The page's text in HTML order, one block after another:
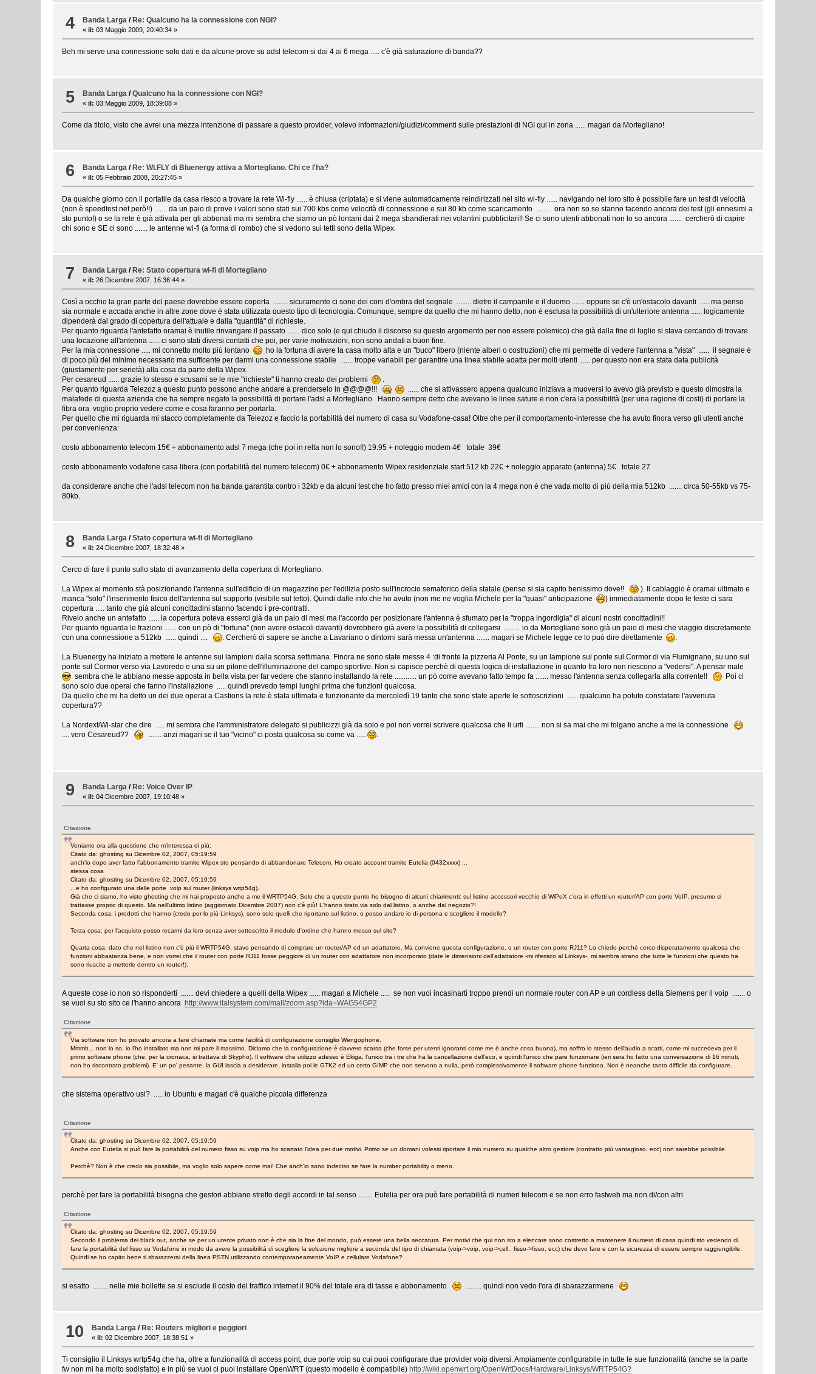
4 Banda Larga /Re: Qualcuno ha la connessione con NGI?
«il: 03 Maggio 2009, 20:40:34 »
Beh mi serve una connessione solo dati e da alcune prove su adsl telecom si dai 4 ai 6 mega ..... c'è già saturazione di banda??
5 Banda Larga /Qualcuno ha la connessione con NGI?
«il: 03 Maggio 2009, 18:39:08 »
Come da titolo, visto che avrei una mezza intenzione di passare a questo provider, volevo informazioni/giudizi/commenti sulle prestazioni di NGI qui in zona ...... magari da Mortegliano!
6 Banda Larga /Re: WI.FLY di Bluenergy attiva a Mortegliano. Chi ce l'ha?
«il: 05 Febbraio 2008, 20:27:45 »
Da qualche giorno con il portatile da casa riesco a trovare la rete Wi-fly ...... è chiusa (criptata) e si viene automaticamente reindirizzati nel sito wi-fly ...... navigando nel loro sito è possibile fare un test di velocità
(non è speedtest.net però!!) ....... da un paio di prove i valori sono stati sui 700 kbs come velocità di connessione e sui 80 kb come scaricamento ........ ora non so se stanno facendo ancora dei test (gli ennesimi a
sto punto!) o se la rete è già attivata per gli abbonati ma mi sembra che siamo un pò lontani dai 2 mega sbandierati nei volantini pubblicitari!! Se ci sono utenti abbonati non lo so ancora ....... cercherò di capire
chi sono e SE ci sono ....... le antenne wi-fi (a forma di rombo) che si vedono sui tetti sono della Wipex.
7 Banda Larga / Re: Stato copertura wi-fi di Mortegliano
«il: 26 Dicembre 2007, 16:36:44 »
Così a occhio la gran parte del paese dovrebbe essere coperta ........ sicuramente ci sono dei coni d'ombra del segnale ........ dietro il campanile e il duomo ....... oppure se c'è un'ostacolo davanti ..... ma penso
sia normale e accada anche in altre zone dove è stata utilizzata questo tipo di tecnologia. Comunque, sempre da quello che mi hanno detto, non è esclusa la possibilità di un'ulteriore antenna ...... logicamente
dipenderà dal grado di copertura dell'attuale e dalla "quantità" di richieste.
Per quanto riguarda l'antefatto oramai è inutile rinvangare il passato ....... dico solo (e qui chiudo il discorso su questo argomento per non essere polemico) che già dalla fine di luglio si stava cercando di trovare
una locazione all'antenna ...... ci sono stati diversi contatti che poi, per varie motivazioni, non sono andati a buon fine.
Per la mia connessione ..... mi connetto molto più lontano
ho la fortuna di avere la casa molto alta e un "buco" libero (niente alberi o costruzioni) che mi permette di vedere l'antenna a "vista" ...... il segnale è
di poco più del minimo necessario ma sufficente per darmi una connessione stabile ...... troppe variabili per garantire una linea stabile adatta per molti utenti ...... per questo non era stata data publicità
(giustamente per serietà) alla cosa da parte della Wipex.
Per cesareud ...... grazie lo stesso e scusami se le mie "richieste" ti hanno creato dei problemi
.
Per quanto riguarda Telezoz a questo punto possono anche andare a prenderselo in @@@@!!!
...... che si attivassero appena qualcuno iniziava a muoversi lo avevo già previsto e questo dimostra la
malafede di questa azienda che ha sempre negato la possibilità di portare l'adsl a Mortegliano. Hanno sempre detto che avevano le linee sature e non c'era la possibilità (per una ragione di costi) di portare la
fibra ora voglio proprio vedere come e cosa faranno per portarla.
Per quello che mi riguarda mi stacco completamente da Telezoz e faccio la portabilità del numero di casa su Vodafone-casa! Oltre che per il comportamento-interesse che ha avuto finora verso gli utenti anche
per convenienza:
costo abbonamento telecom 15€ + abbonamento adsl 7 mega (che poi in relta non lo sono!!) 19.95 + noleggio modem 4€ totale 39€
costo abbonamento vodafone casa libera (con portabilità del numero telecom) 0€ + abbonamento Wipex residenziale start 512 kb 22€ + noleggio apparato (antenna) 5€ totale 27
da considerare anche che l'adsl telecom non ha banda garantita contro i 32kb e da alcuni test che ho fatto presso miei amici con la 4 mega non è che vada molto di più della mia 512kb ....... circa 50-55kb vs 75-
80kb.
8 Banda Larga /Stato copertura wi-fi di Mortegliano
«il: 24 Dicembre 2007, 18:32:48 »
Cerco di fare il punto sullo stato di avanzamento della copertura di Mortegliano.
La Wipex al momento stà posizionando l'antenna sull'edificio di un magazzino per l'edilizia posto sull'incrocio semaforico della statale (penso si sia capito benissimo dove!!
). Il cablaggio è oramai ultimato e
manca "solo" l'inserimento fisico dell'antenna sul supporto (visibile sul tetto). Quindi dalle info che ho avuto (non me ne voglia Michele per la "quasi" anticipazione
) immediatamente dopo le feste ci sara
copertura ..... tanto che già alcuni concittadini stanno facendo i pre-contratti.
Rivelo anche un antefatto ...... la copertura poteva esserci già da un paio di mesi ma l'accordo per posizionare l'antenna è sfumato per la "troppa ingordigia" di alcuni nostri concittadini!!
Per quanto riguarda le frazioni ....... con un pò di "fortuna" (non avere ostacoli davanti) dovrebbero già avere la possibilità di collegarsi ........ io da Mortegliano sono già un paio di mesi che viaggio discretamente
con una connessione a 512kb ...... quindi ....
. Cercherò di sapere se anche a Lavariano o dintorni sarà messa un'antenna ....... magari se Michele legge ce lo può dire direttamente .
La Bluenergy ha iniziato a mettere le antenne sui lampioni dalla scorsa settimana. Finora ne sono state messe 4 :di fronte la pizzeria Al Ponte, su un lampione sul ponte sul Cormor di via Flumignano, su uno sul
ponte sul Cormor verso via Lavoredo e una su un pilone dell'illuminazione del campo sportivo. Non si capisce perchè di questa logica di installazione in quanto fra loro non riescono a "vedersi". A pensar male
sembra che le abbiano messe apposta in bella vista per far vedere che stanno installando la rete ............ un pò come avevano fatto tempo fa ....... messo l'antenna senza collegarla alla corrente!!
Poi ci
sono solo due operai che fanno l'installazione ..... quindi prevedo tempi lunghi prima che funzioni qualcosa.
Da quello che mi ha detto un dei due operai a Castions la rete è stata ultimata e funzionante da mercoledì 19 tanto che sono state aperte le sottoscrizioni ...... qualcuno ha potuto constatare l'avvenuta
copertura??
La Nordext/Wi-star che dire ..... mi sembra che l'amministratore delegato si publicizzi già da solo e poi non vorrei scrivere qualcosa che li urti ........ non si sa mai che mi tolgano anche a me la connessione
.... vero Cesareud??
....... anzi magari se il tuo "vicino" ci posta qualcosa su come va ..... .
9 Banda Larga / Re: Voice Over IP
«il: 04 Dicembre 2007, 19:10:48 »
Citazione
Veniamo ora alla questione che m'interessa di più:
Citato da: ghosting su Dicembre 02, 2007, 05:19:59
anch'io dopo aver fatto l'abbonamento tramite Wipex sto pensando di abbandonare Telecom. Ho creato account tramite Eutelia (0432xxxx) ...
stessa cosa
Citato da: ghosting su Dicembre 02, 2007, 05:19:59
...e ho configurato una delle porte voip sul router (linksys wrtp54g).
Già che ci siamo, ho visto ghosting che mi hai proposto anche a me il WRTP54G. Solo che a questo punto ho bisogno di alcuni chiarimenti: sul listino accessori vecchio di WiPeX c'era in effetti un router/AP con porte VoIP, presumo si
trattasse proprio di questo. Ma nell'ultimo listino (aggiornato Dicembre 2007) non c'è più! L'hanno tirato via solo dal listino, o anche dal negozio?!
Seconda cosa: i prodotti che hanno (credo per lo più Linksys), sono solo quelli che riportano sul listino, o posso andare io di persona e scegliere il modello?
Terza cosa: per l'acquisto posso recarmi da loro senza aver sottoscritto il modulo d'ordine che hanno messo sul sito?
Quarta cosa: dato che nel listino non c'è più il WRTP54G, stavo pensando di comprare un router/AP ed un adattatore. Ma conviene questa configurazione, o un router con porte RJ11? Lo chiedo perchè cerco disperatamente qualcosa che
funzioni abbastanza bene, e non vorrei che il router con porte RJ11 fosse peggiore di un router con adattatore non incorporato (date le dimensioni dell'adattatore -mi riferisco al Linksys-, mi sembra strano che tutte le funzioni che questo ha
sono riuscite a metterle dentro un router!).
A queste cose io non so risponderti ....... devi chiedere a quelli della Wipex ...... magari a Michele ..... se non vuoi incasinarti troppo prendi un normale router con AP e un cordless della Siemens per il voip ....... o
se vuoi su sto sito ce l'hanno ancora http://www.italsystem.com/mall/zoom.asp?ida=WAG54GP2
Citazione
Via software non ho provato ancora a fare chiamate ma come facilità di configurazione consiglio Wengophone.
Mmmh... non lo so, io l'ho installato ma non mi pare il massimo. Diciamo che la configurazione è davvero scarsa (che forse per utenti ignoranti come me è anche cosa buona), ma soffro lo stesso dell'audio a scatti, come mi succedeva per il
primo software phone (che, per la cronaca, si trattava di Skypho). Il software che utilizzo adesso è Ekiga, l'unico tra i tre che ha la cancellazione dell'eco, e quindi l'unico che pare funzionare (ieri sera ho fatto una conversazione di 16 minuti,
non ho riscontrato problemi). E' un po' pesante, la GUI lascia a desiderare, installa poi le GTK2 ed un certo GIMP che non servono a nulla, però complessivamente il software phone funziona. Non è neanche tanto difficile da configurare.
che sistema operativo usi? ..... io Ubuntu e magari c'è qualche piccola differenza
Citazione
Citato da: ghosting su Dicembre 02, 2007, 05:19:59
Anche con Eutelia si può fare la portabilità del numero fisso su voip ma ho scartato l'idea per due motivi. Primo se un domani volessi riportare il mio numero su qualche altro gestore (contratto più vantagioso, ecc) non sarebbe possibile.
Perchè? Non è che credo sia possibile, ma voglio solo sapere come mai! Che anch'io sono indeciso se fare la number portability o meno.
perchè per fare la portabilità bisogna che gestori abbiano stretto degli accordi in tal senso ........ Eutelia per ora può fare portabilità di numeri telecom e se non erro fastweb ma non di/con altri
Citazione
Citato da: ghosting su Dicembre 02, 2007, 05:19:59
Secondo il problema dei black out, anche se per un utente privato non è che sia la fine del mondo, può essere una bella seccatura. Per motivi che qui non sto a elencare sono costretto a mantenere il numero di casa quindi sto vedendo di
fare la portabilità del fisso su Vodafone in modo da avere la possibilità di scegliere la soluzione migliore a seconda del tipo di chiamata (voip->voip, voip->cell., fisso->fisso, ecc) che devo fare e con la sicurezza di essere sempre raggiungibile.
Quindi se ho capito bene ti sbarazzerai della linea PSTN utilizzando contemporaneamente VoIP e cellulare Vodafone?
si esatto ........ nelle mie bollette se si esclude il costo del traffico internet il 90% del totale era di tasse e abbonamento ......... quindi non vedo l'ora di sbarazzarmene
10 Banda Larga / Re: Routers migliori e peggiori
«il: 02 Dicembre 2007, 18:38:51 »
Ti consiglio il Linksys wrtp54g che ha, oltre a funzionalità di access point, due porte voip su cui puoi configurare due provider voip diversi. Ampiamente configurabile in tutte le sue funzionalità (anche se la parte
fw non mi ha molto sodisfatto) e in più se vuoi ci puoi installare OpenWRT (questo modello è compatibile) http://wiki.openwrt.org/OpenWrtDocs/Hardware/Linksys/WRTP54G?